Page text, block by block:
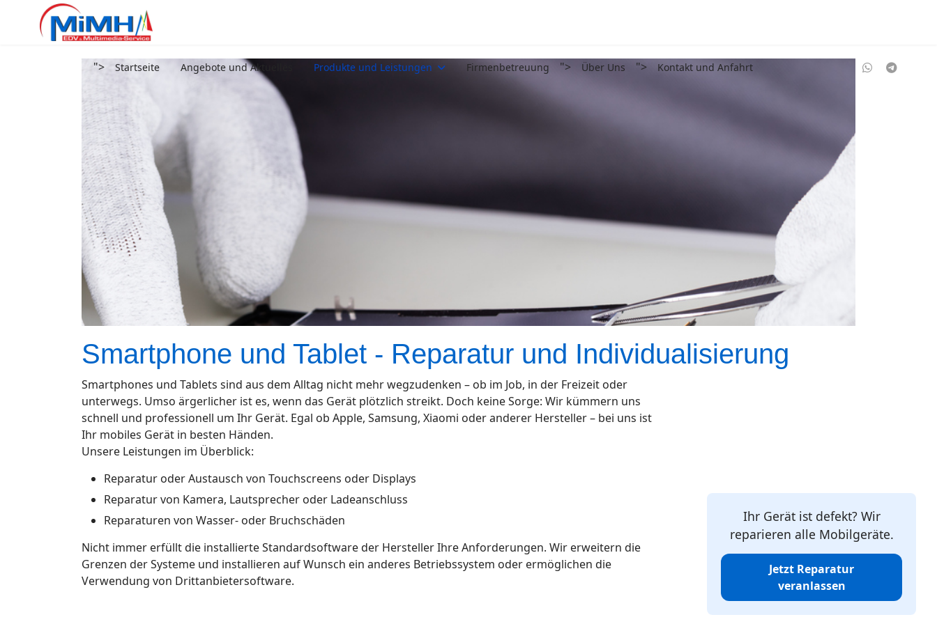
"> Startseite Angebote und Aktuelles Produkte und Leistungen Firmenbetreuung "> Über Uns "> Kontakt und Anfahrt
Smartphone und Tablet - Reparatur und Individualisierung
Smartphones und Tablets sind aus dem Alltag nicht mehr wegzudenken – ob im Job, in der Freizeit oder
unterwegs. Umso ärgerlicher ist es, wenn das Gerät plötzlich streikt. Doch keine Sorge: Wir kümmern uns
schnell und professionell um Ihr Gerät. Egal ob Apple, Samsung, Xiaomi oder anderer Hersteller – bei uns ist
Ihr mobiles Gerät in besten Händen.
Unsere Leistungen im Überblick:
Reparatur oder Austausch von Touchscreens oder Displays
Reparatur von Kamera, Lautsprecher oder Ladeanschluss
Reparaturen von Wasser- oder Bruchschäden
Nicht immer erfüllt die installierte Standardsoftware der Hersteller Ihre Anforderungen. Wir erweitern die
Grenzen der Systeme und installieren auf Wunsch ein anderes Betriebssystem oder ermöglichen die
Verwendung von Drittanbietersoftware.
Ihr Gerät ist defekt? Wir
reparieren alle Mobilgeräte.
Jetzt Reparatur
veranlassen